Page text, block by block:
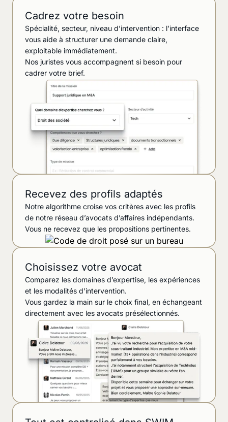
Cadrez votre besoin
Spécialité, secteur, niveau d’intervention : l’interface
vous aide à structurer une demande claire,
exploitable immédiatement.
Nos juristes vous accompagnent si besoin pour
cadrer votre brief.
Recevez des profils adaptés
Notre algorithme croise vos critères avec les profils
de notre réseau d’avocats d’affaires indépendants.
Vous ne recevez que les propositions pertinentes.
Choisissez votre avocat
Comparez les domaines d’expertise, les expériences
et les modalités d’intervention.
Vous gardez la main sur le choix final, en échangeant
directement avec les avocats présélectionnés.